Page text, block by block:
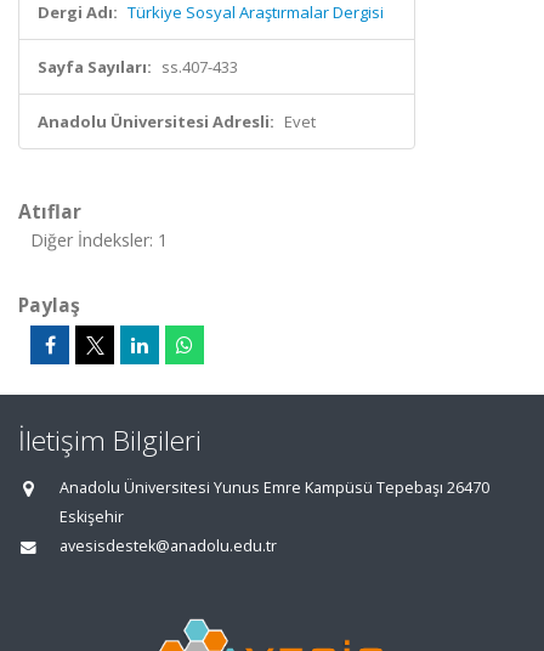
Dergi Adı: Türkiye Sosyal Araştırmalar Dergisi
Sayfa Sayıları: ss.407-433
Anadolu Üniversitesi Adresli: Evet
Atıflar
Diğer İndeksler: 1
Paylaş
İletişim Bilgileri
Anadolu Üniversitesi Yunus Emre Kampüsü Tepebaşı 26470
Eskişehir
avesisdestek@anadolu.edu.tr